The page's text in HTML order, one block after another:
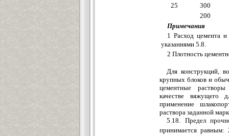
25
300
200
Примечания
1 Расход цемента
указаниями 5.8.
2 Плотность
Для конструкций,
крупных блоков и
цементные растворы
качестве вяжущего
применение
раствора заданной
5.18. Предел
принимается равным: